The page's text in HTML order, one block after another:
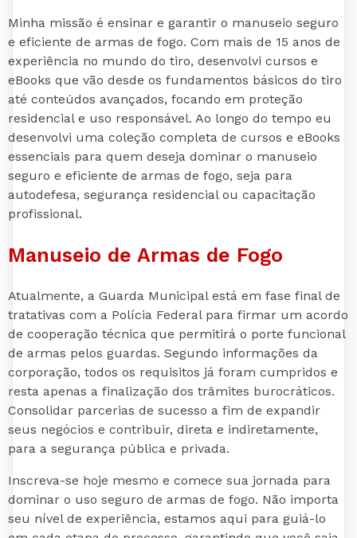
Minha missão é ensinar e garantir o manuseio seguro
e eficiente de armas de fogo. Com mais de 15 anos de
experiência no mundo do tiro, desenvolvi cursos e
eBooks que vão desde os fundamentos básicos do tiro
até conteúdos avançados, focando em proteção
residencial e uso responsável. Ao longo do tempo eu
desenvolvi uma coleção completa de cursos e eBooks
essenciais para quem deseja dominar o manuseio
seguro e eficiente de armas de fogo, seja para
autodefesa, segurança residencial ou capacitação
profissional.
Manuseio de Armas de Fogo
Atualmente, a Guarda Municipal está em fase final de
tratativas com a Polícia Federal para firmar um acordo
de cooperação técnica que permitirá o porte funcional
de armas pelos guardas. Segundo informações da
corporação, todos os requisitos já foram cumpridos e
resta apenas a finalização dos trâmites burocráticos.
Consolidar parcerias de sucesso a fim de expandir
seus negócios e contribuir, direta e indiretamente,
para a segurança pública e privada.
Inscreva-se hoje mesmo e comece sua jornada para
dominar o uso seguro de armas de fogo. Não importa
seu nível de experiência, estamos aqui para guiá-lo